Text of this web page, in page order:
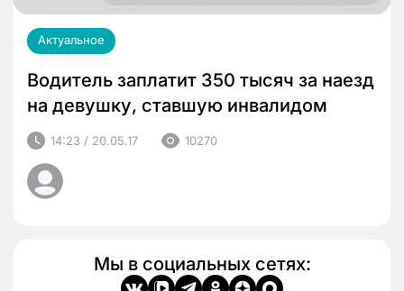
Актуальное
Водитель заплатит 350 тысяч за наезд
на девушку, ставшую инвалидом
14:23 / 20.05.17 10270
Мы в социальных сетях: